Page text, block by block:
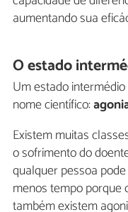
aumentando sua
O estado
Um estado
nome científico:
Existem muitas
o sofrimento do
qualquer pessoa
menos tempo porque
também existem